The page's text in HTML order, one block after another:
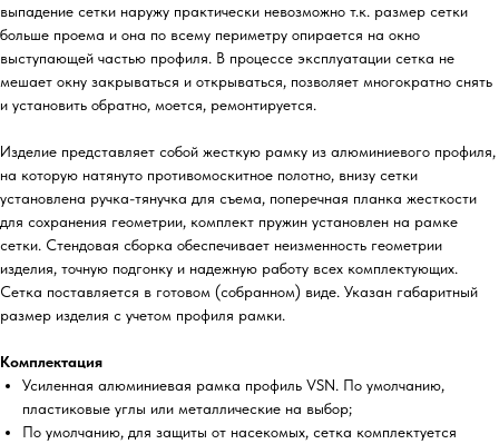
выпадение сетки наружу практически невозможно т.к. размер сетки
больше проема и она по всему периметру опирается на окно
выступающей частью профиля. В процессе эксплуатации сетка не
мешает окну закрываться и открываться, позволяет многократно снять
и установить обратно, моется, ремонтируется.
Изделие представляет собой жесткую рамку из алюминиевого профиля,
на которую натянуто противомоскитное полотно, внизу сетки
установлена ручка-тянучка для съема, поперечная планка жесткости
для сохранения геометрии, комплект пружин установлен на рамке
сетки. Стендовая сборка обеспечивает неизменность геометрии
изделия, точную подгонку и надежную работу всех комплектующих.
Сетка поставляется в готовом (собранном) виде. Указан габаритный
размер изделия с учетом профиля рамки.
Комплектация
Усиленная алюминиевая рамка профиль VSN. По умолчанию,
пластиковые углы или металлические на выбор;
По умолчанию, для защиты от насекомых, сетка комплектуется